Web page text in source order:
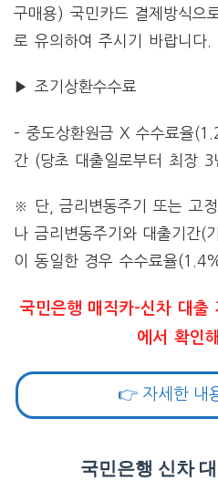
구매용) 국민카드 결제방식으
로 유의하여 주시기 바랍니다.
▶ 조기상환수수료
– 중도상환원금 X 수수료율
간 (당초 대출일로부터 최장 3
※ 단, 금리변동주기 또는 고
나 금리변동주기와 대출기간(
이 동일한 경우 수수료율
국민은행 매직카-신차 대출
에서 확인
👉 자세한 내
국민은행 신차